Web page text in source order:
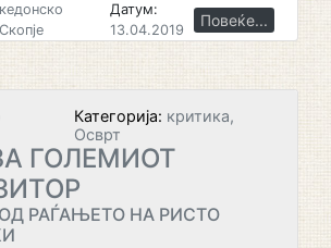
Датум:
13.04.2019
Повеќе...
Категорија: критика,
Осврт
ГОЛЕМИОТ
РАЃАЊЕТО НА РИСТО